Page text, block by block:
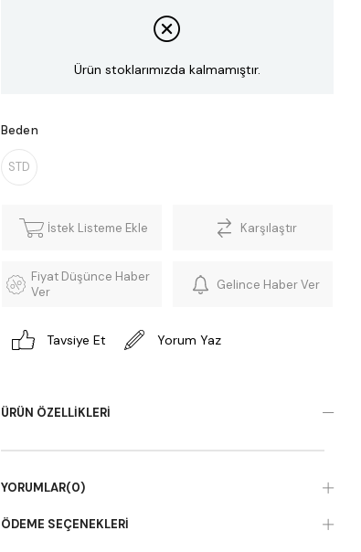
Ürün stoklarımızda kalmamıştır.
Beden
STD
İstek Listeme Ekle Karşılaştır
Fiyat Düşünce Haber
Ver
Gelince Haber Ver
Tavsiye Et Yorum Yaz
ÜRÜN ÖZELLIKLERI
YORUMLAR(0)
ÖDEME SEÇENEKLERI